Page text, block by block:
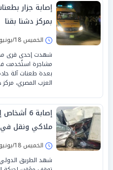
إصابة جزار
بمركز دشنا بقنا
الخميس 18/يونيو/2026 - 10:38 م
شهدت إحدى قرى
مشاجرة استُخدمت
بعدة طعنات آلة
العزب المصري،
إصابة 6
ملاكي ونقل في
الخميس 18/يونيو/2026 - 08:35 م
شهد الطريق الدولي